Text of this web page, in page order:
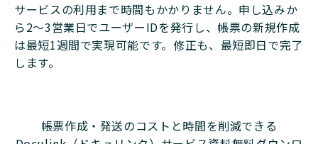
サービスの利用まで時間もかかりません。申し込みか
ら2〜3営業日でユーザーIDを発行し、帳票の新規作成
は最短1週間で実現可能です。修正も、最短即日で完了
します。
帳票作成・発送のコストと時間を削減できる